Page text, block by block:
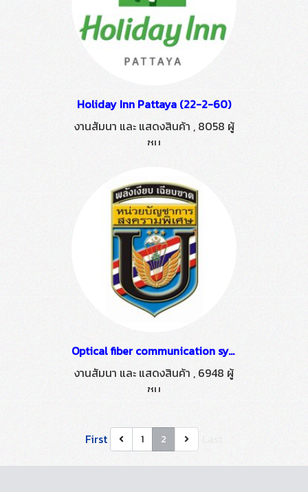
Holiday Inn Pattaya (22-2-60)
งานสัมนา และ แสดงสินค้า , 8058 ผู้
ชม
Optical fiber communication systems and applications.
งานสัมนา และ แสดงสินค้า , 6948 ผู้
ชม
First 1 2